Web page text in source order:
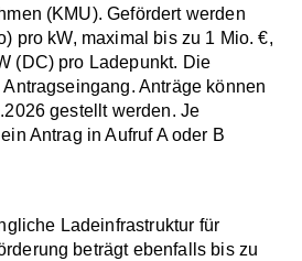
(KMU). Gefördert werden
pro kW, maximal bis zu 1 Mio. €,
(DC) pro Ladepunkt. Die
Anträge können
gestellt werden. Je
Antrag in Aufruf A oder B
Ladeinfrastruktur für
beträgt ebenfalls bis zu